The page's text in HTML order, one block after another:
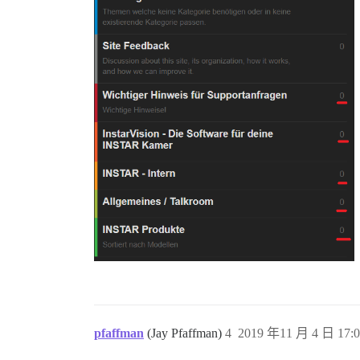
pfaffman (Jay Pfaffman) 2019 年11 月 4 日
4